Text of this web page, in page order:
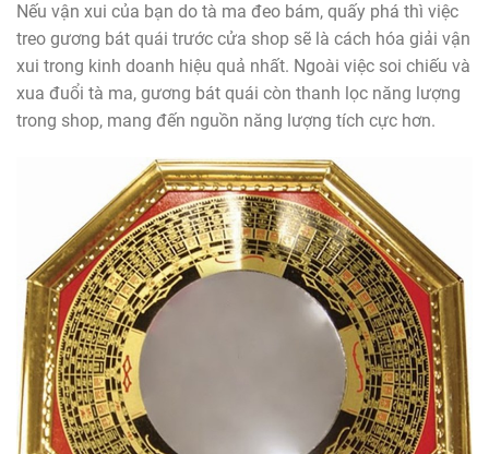
Nếu vận xui của bạn do tà ma đeo bám, quấy phá thì việc
treo gương bát quái trước cửa shop sẽ là cách hóa giải vận
xui trong kinh doanh hiệu quả nhất. Ngoài việc soi chiếu và
xua đuổi tà ma, gương bát quái còn thanh lọc năng lượng
trong shop, mang đến nguồn năng lượng tích cực hơn.